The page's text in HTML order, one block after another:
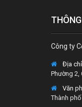
Công ty
Địa
Phường 2,
Văn
Thành